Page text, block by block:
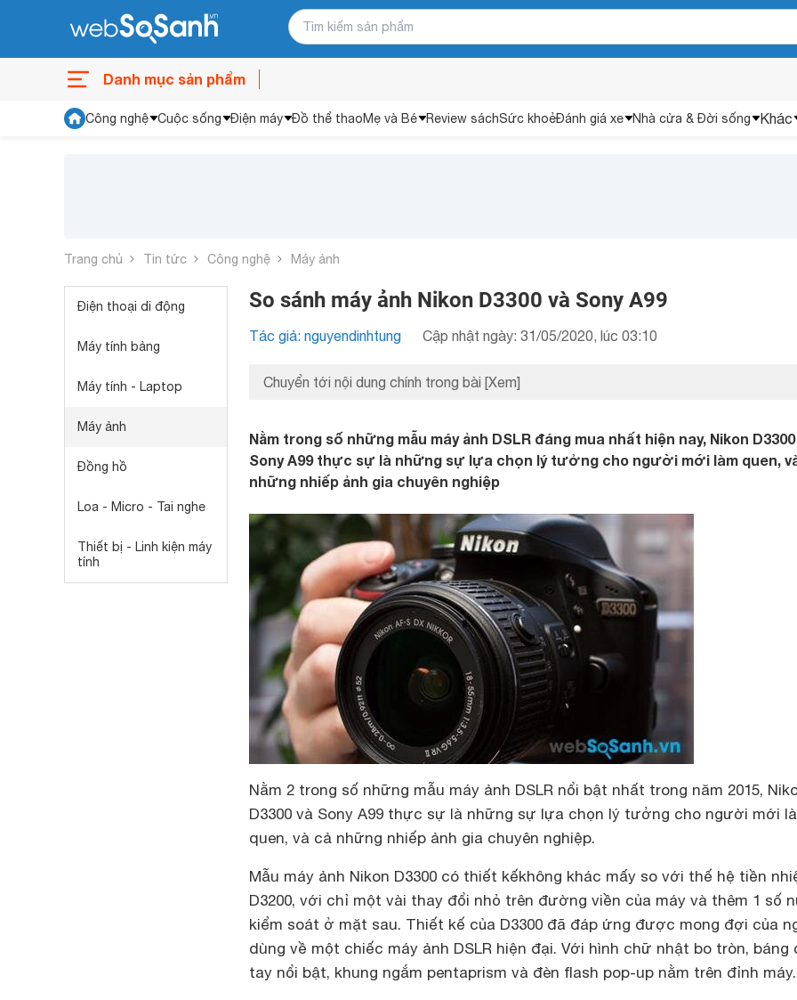
Danh mục sản phẩm
Công nghệ Cuộc sống Điện máy Đồ thể thaoMẹ và Bé Review sáchSức khoẻĐánh giá xe Nhà cửa & Đời sống Khác
Trang chủ Tin tức Công nghệ Máy ảnh
Điện thoại di động
Máy tính bảng
Máy tính - Laptop
Máy ảnh
Đồng hồ
Loa - Micro - Tai nghe
Thiết bị - Linh kiện máy
tính
So sánh máy ảnh Nikon D3300 và Sony A99
Tác giả: nguyendinhtung Cập nhật ngày: 31/05/2020, lúc 03:10
Chuyển tới nội dung chính trong bài [Xem]
Nằm trong số những mẫu máy ảnh DSLR đáng mua nhất hiện nay, Nikon D3300
Sony A99 thực sự là những sự lựa chọn lý tưởng cho người mới làm quen,
những nhiếp ảnh gia chuyên nghiệp
Nằm 2 trong số những mẫu máy ảnh DSLR nổi bật nhất trong năm 2015,
D3300 và Sony A99 thực sự là những sự lựa chọn lý tưởng cho người mới
quen, và cả những nhiếp ảnh gia chuyên nghiệp.
Mẫu máy ảnh Nikon D3300 có thiết kếkhông khác mấy so với thế hệ tiền
D3200, với chỉ một vài thay đổi nhỏ trên đường viền của máy và thêm 1 số
kiểm soát ở mặt sau. Thiết kế của D3300 đã đáp ứng được mong đợi của
dùng về một chiếc máy ảnh DSLR hiện đại. Với hình chữ nhật bo tròn, báng
tay nổi bật, khung ngắm pentaprism và đèn flash pop-up nằm trên đỉnh máy.